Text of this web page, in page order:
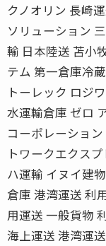
クノオリン 長崎
ソリューション
輸 日本陸送 苫小
テム 第一倉庫冷
トーレック ロジ
水運輸倉庫 ゼロ
コーポレーショ
トワークエクス
ハ運輸 イヌイ建
倉庫 港湾運送 利
用運送 一般貨物
海上運送 港湾運